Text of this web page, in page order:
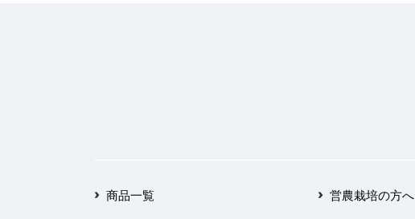
商品一覧 営農栽培の方へ